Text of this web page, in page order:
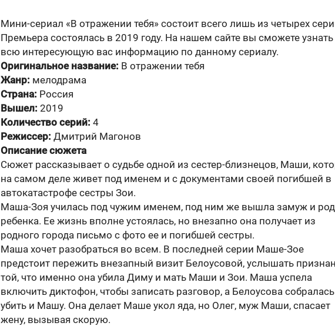
Мини-сериал «В отражении тебя» состоит всего лишь из четырех
Премьера состоялась в 2019 году. На нашем сайте вы сможете узнать
всю интересующую вас информацию по данному сериалу.
Оригинальное название: В отражении тебя
Жанр: мелодрама
Страна: Россия
Вышел: 2019
Количество серий: 4
Режиссер: Дмитрий Магонов
Описание сюжета
Сюжет рассказывает о судьбе одной из сестер-близнецов, Маши,
на самом деле живет под именем и с документами своей погибшей в
автокатастрофе сестры Зои.
Маша-Зоя училась под чужим именем, под ним же вышла замуж и
ребенка. Ее жизнь вполне устоялась, но внезапно она получает из
родного города письмо с фото ее и погибшей сестры.
Маша хочет разобраться во всем. В последней серии Маше-Зое
предстоит пережить внезапный визит Белоусовой, услышать
той, что именно она убила Диму и мать Маши и Зои. Маша успела
включить диктофон, чтобы записать разговор, а Белоусова собралась
убить и Машу. Она делает Маше укол яда, но Олег, муж Маши, спасает
жену, вызывая скорую.